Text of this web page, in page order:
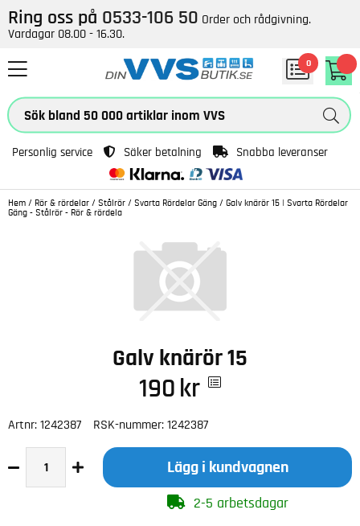
Ring oss på 0533-106 50 Order och rådgivning.
Vardagar 08.00 - 16.30.
0
Personlig service Säker betalning Snabba leveranser
Hem / Rör & rördelar / Stålrör / Svarta Rördelar Gäng / Galv knärör 15 | Svarta Rördelar
Gäng - Stålrör - Rör & rördela
Galv knärör 15
190 kr
Artnr: 1242387 RSK-nummer: 1242387
Lägg i kundvagnen
2-5 arbetsdagar